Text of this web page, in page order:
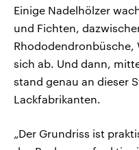
Einige Nadelhölzer
und Fichten,
Rhododendronbüsche,
sich ab. Und dann,
stand genau an dieser
Lackfabrikanten.
„Der Grundriss ist